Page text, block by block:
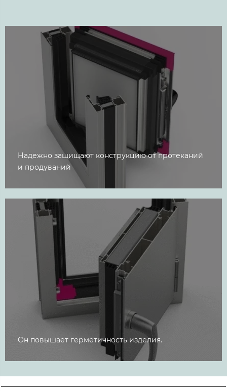
Надежно защищают конструкцию от протеканий
и продуваний
Он повышает герметичность изделия.